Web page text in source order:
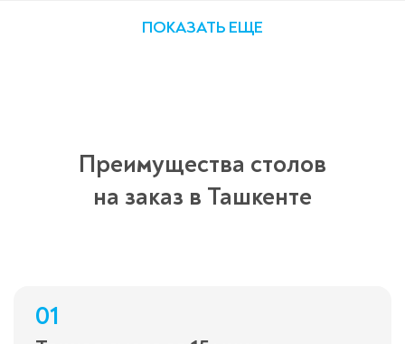
ПОКАЗАТЬ ЕЩЕ
Преимущества столов
на заказ в Ташкенте
01